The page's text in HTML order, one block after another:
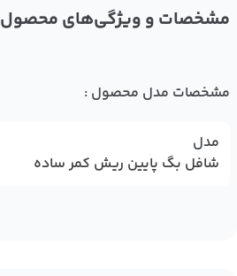
مشخصات و ویژگی‌های محصول
مشخصات مدل محصول :
مدل
شافل بگ پایین ریش کمر ساده